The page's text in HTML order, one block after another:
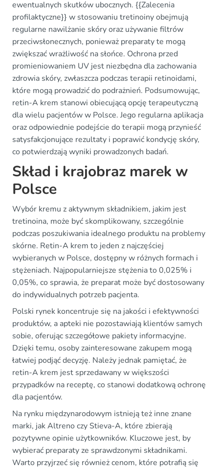
ewentualnych skutków ubocznych. {{Zalecenia
profilaktyczne}} w stosowaniu tretinoiny obejmują
regularne nawilżanie skóry oraz używanie filtrów
przeciwsłonecznych, ponieważ preparaty te mogą
zwiększać wrażliwość na słońce. Ochrona przed
promieniowaniem UV jest niezbędna dla zachowania
zdrowia skóry, zwłaszcza podczas terapii retinoidami,
które mogą prowadzić do podrażnień. Podsumowując,
retin-A krem stanowi obiecującą opcję terapeutyczną
dla wielu pacjentów w Polsce. Jego regularna aplikacja
oraz odpowiednie podejście do terapii mogą przynieść
satysfakcjonujące rezultaty i poprawić kondycję skóry,
co potwierdzają wyniki prowadzonych badań.
Skład i krajobraz marek w
Polsce
Wybór kremu z aktywnym składnikiem, jakim jest
tretinoina, może być skomplikowany, szczególnie
podczas poszukiwania idealnego produktu na problemy
skórne. Retin-A krem to jeden z najczęściej
wybieranych w Polsce, dostępny w różnych formach i
stężeniach. Najpopularniejsze stężenia to 0,025% i
0,05%, co sprawia, że preparat może być dostosowany
do indywidualnych potrzeb pacjenta.
Polski rynek koncentruje się na jakości i efektywności
produktów, a apteki nie pozostawiają klientów samych
sobie, oferując szczegółowe pakiety informacyjne.
Dzięki temu, osoby zainteresowane zakupem mogą
łatwiej podjąć decyzję. Należy jednak pamiętać, że
retin-A krem jest sprzedawany w większości
przypadków na receptę, co stanowi dodatkową ochronę
dla pacjentów.
Na rynku międzynarodowym istnieją też inne znane
marki, jak Altreno czy Stieva-A, które zbierają
pozytywne opinie użytkowników. Kluczowe jest, by
wybierać preparaty ze sprawdzonymi składnikami.
Warto przyjrzeć się również cenom, które potrafią się